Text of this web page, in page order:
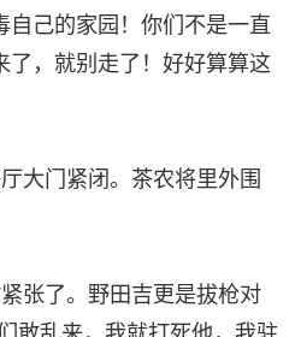
自己的家园！你们不是一直
了，就别走了！好好算算这
大门紧闭。茶农将里外围
张了。野田吉更是拔枪对